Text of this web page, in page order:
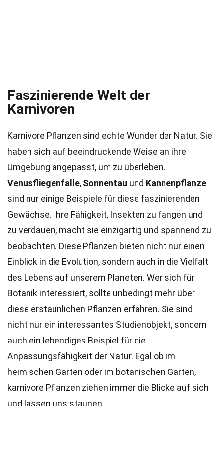
Faszinierende Welt der
Karnivoren
Karnivore Pflanzen sind echte Wunder der Natur. Sie
haben sich auf beeindruckende Weise an ihre
Umgebung angepasst, um zu überleben.
Venusfliegenfalle, Sonnentau und Kannenpflanze
sind nur einige Beispiele für diese faszinierenden
Gewächse. Ihre Fähigkeit, Insekten zu fangen und
zu verdauen, macht sie einzigartig und spannend zu
beobachten. Diese Pflanzen bieten nicht nur einen
Einblick in die Evolution, sondern auch in die Vielfalt
des Lebens auf unserem Planeten. Wer sich für
Botanik interessiert, sollte unbedingt mehr über
diese erstaunlichen Pflanzen erfahren. Sie sind
nicht nur ein interessantes Studienobjekt, sondern
auch ein lebendiges Beispiel für die
Anpassungsfähigkeit der Natur. Egal ob im
heimischen Garten oder im botanischen Garten,
karnivore Pflanzen ziehen immer die Blicke auf sich
und lassen uns staunen.